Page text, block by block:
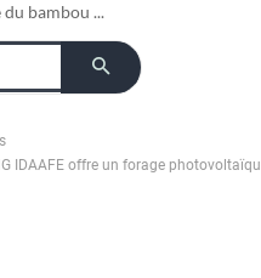
bambou ...
IDAAFE offre un forage